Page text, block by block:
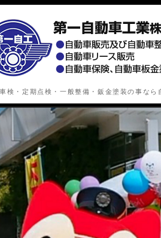
車検・定期点検・一般整備・鈑金塗装の事な